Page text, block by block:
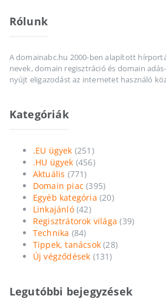
Rólunk
A domainabc.hu 2000-ben alapított
nevek, domain regisztráció és domain
nyújt eligazodást az internetet használó
Kategóriák
.EU ügyek (251)
.HU ügyek (456)
Aktuális (771)
Domain piac (395)
Egyéb kategória (20)
Linkajánló(42)
Regisztrátorok világa (39)
Technika (84)
Tippek, tanácsok (28)
Új végződések (131)
Legutóbbi bejegyzések